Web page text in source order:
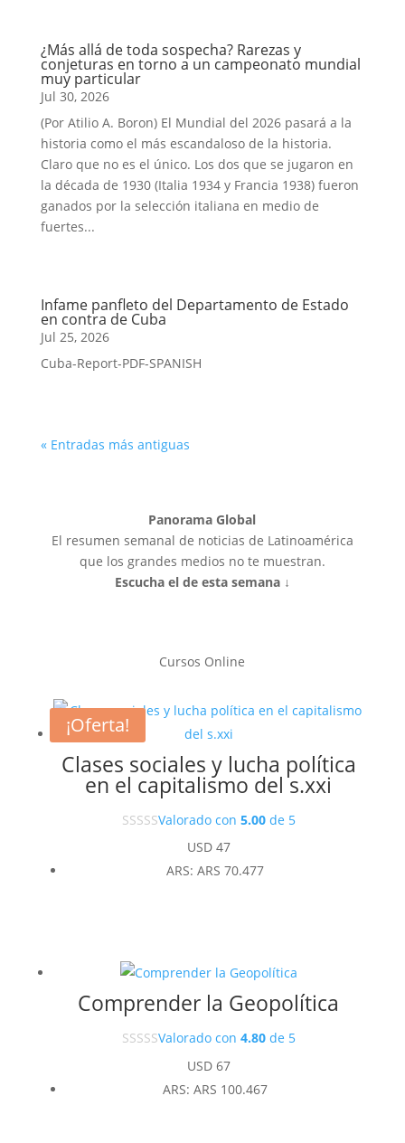
¿Más allá de toda sospecha? Rarezas y
conjeturas en torno a un campeonato mundial
muy particular
Jul 30, 2026
(Por Atilio A. Boron) El Mundial del 2026 pasará a la
historia como el más escandaloso de la historia.
Claro que no es el único. Los dos que se jugaron en
la década de 1930 (Italia 1934 y Francia 1938) fueron
ganados por la selección italiana en medio de
fuertes...
Infame panfleto del Departamento de Estado
en contra de Cuba
Jul 25, 2026
Cuba-Report-PDF-SPANISH
« Entradas más antiguas
Panorama Global
El resumen semanal de noticias de Latinoamérica
que los grandes medios no te muestran.
Escucha el de esta semana ↓
Cursos Online
Clases sociales y lucha política
en el capitalismo del s.xxi
Valorado con 5.00de 5
USD47
ARS: ARS 70.477
Comprender la Geopolítica
Valorado con 4.80de 5
USD67
ARS: ARS 100.467
¡Oferta!